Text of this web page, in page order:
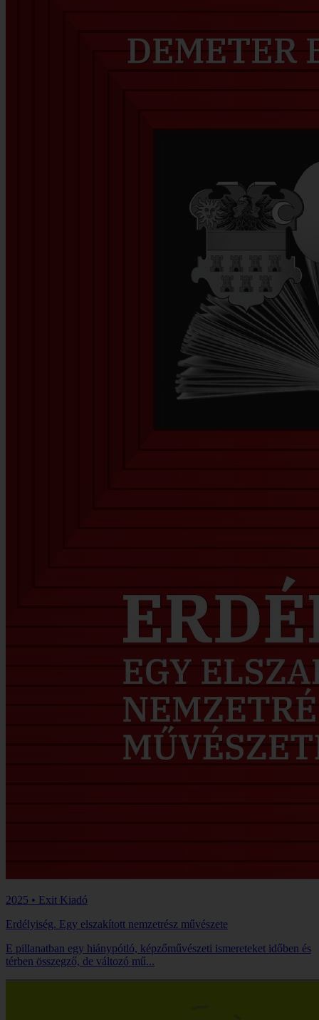
2025 • Exit Kiadó
Erdélyiség. Egy elszakított nemzetrész művészete
E pillanatban egy hiánypótló, képzőművészeti ismereteket időben és
térben összegző, de változó mű...